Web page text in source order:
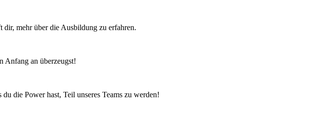
dir, mehr über die Ausbildung zu erfahren.
Anfang an überzeugst!
die Power hast, Teil unseres Teams zu werden!